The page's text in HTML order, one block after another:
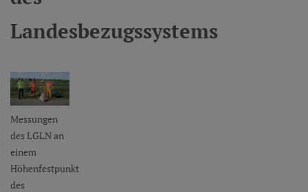
Landesbezugssystems
Messungen
des LGLN an
einem
Höhenfestpunkt
des